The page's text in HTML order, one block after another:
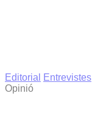
Editorial
Entrevistes
Opinió